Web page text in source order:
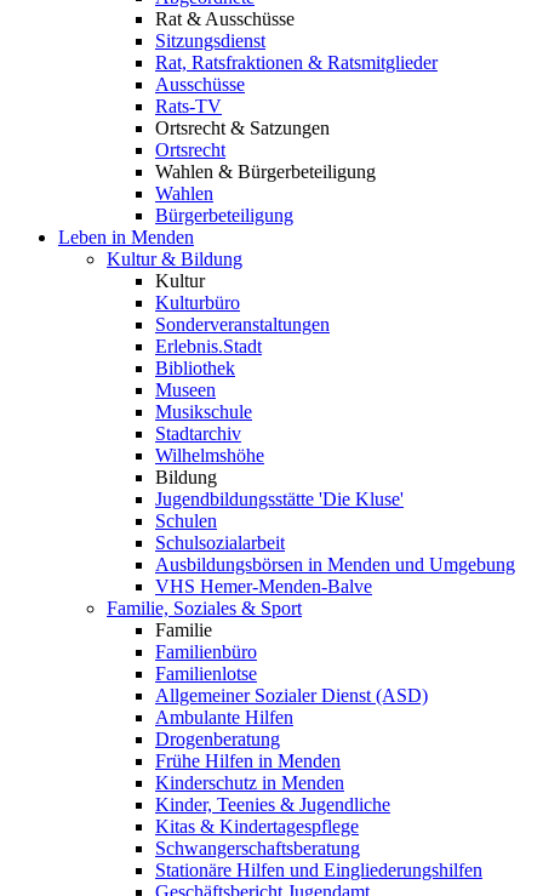
Rat & Ausschüsse
Sitzungsdienst
Rat, Ratsfraktionen & Ratsmitglieder
Ausschüsse
Rats-TV
Ortsrecht & Satzungen
Ortsrecht
Wahlen & Bürgerbeteiligung
Wahlen
Bürgerbeteiligung
Leben in Menden
Kultur & Bildung
Kultur
Kulturbüro
Sonderveranstaltungen
Erlebnis.Stadt
Bibliothek
Museen
Musikschule
Stadtarchiv
Wilhelmshöhe
Bildung
Jugendbildungsstätte 'Die Kluse'
Schulen
Schulsozialarbeit
Ausbildungsbörsen in Menden und Umgebung
VHS Hemer-Menden-Balve
Familie, Soziales & Sport
Familie
Familienbüro
Familienlotse
Allgemeiner Sozialer Dienst (ASD)
Ambulante Hilfen
Drogenberatung
Frühe Hilfen in Menden
Kinderschutz in Menden
Kinder, Teenies & Jugendliche
Kitas & Kindertagespflege
Schwangerschaftsberatung
Stationäre Hilfen und Eingliederungshilfen
Geschäftsbericht Jugendamt